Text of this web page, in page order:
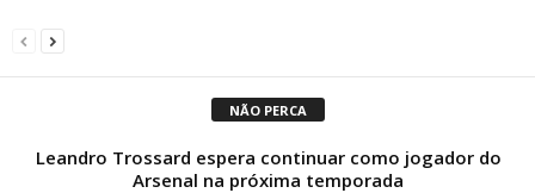
NÃO PERCA
Leandro Trossard espera continuar como jogador do
Arsenal na próxima temporada